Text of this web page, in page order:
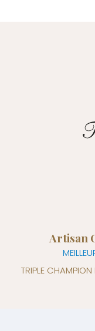
Artisan
TRIPLE